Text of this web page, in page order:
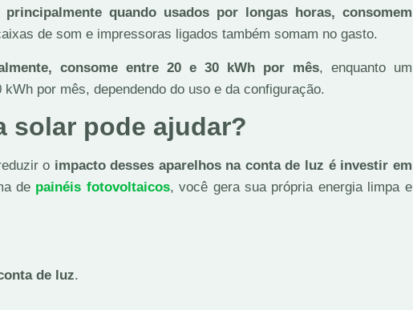
quando usados por longas horas, consomem
de som e impressoras ligados também somam no gasto.
consome entre 20 e 30 kWh por mês, enquanto um
por mês, dependendo do uso e da configuração.
solar pode ajudar?
o impacto desses aparelhos na conta de luz é investir em
de painéis fotovoltaicos, você gera sua própria energia limpa e
de luz.